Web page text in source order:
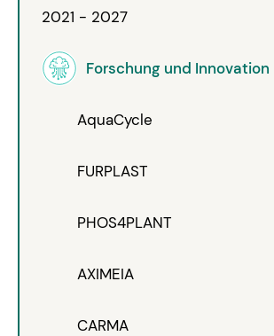
2021 - 2027
Forschung und Innovation
AquaCycle
FURPLAST
PHOS4PLANT
AXIMEIA
CARMA